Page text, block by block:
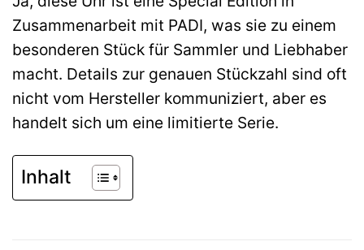
Zusammenarbeit mit PADI, was sie zu einem
besonderen Stück für Sammler und Liebhaber
macht. Details zur genauen Stückzahl sind oft
nicht vom Hersteller kommuniziert, aber es
handelt sich um eine limitierte Serie.
Inhalt